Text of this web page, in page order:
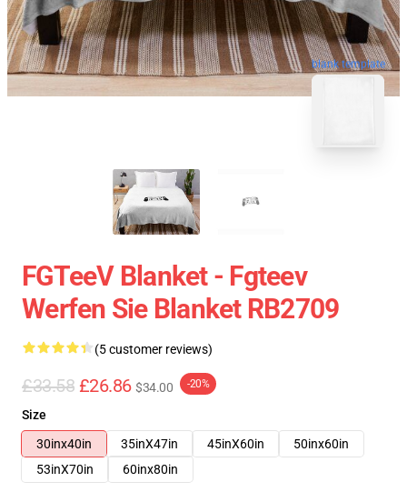
blank template
FGTeeV Blanket - Fgteev
Werfen Sie Blanket RB2709
(5 customer reviews)
£33.58 £26.86 $34.00 -20%
Size
30inx40in
35inX47in 45inX60in
50inx60in
53inX70in
60inx80in